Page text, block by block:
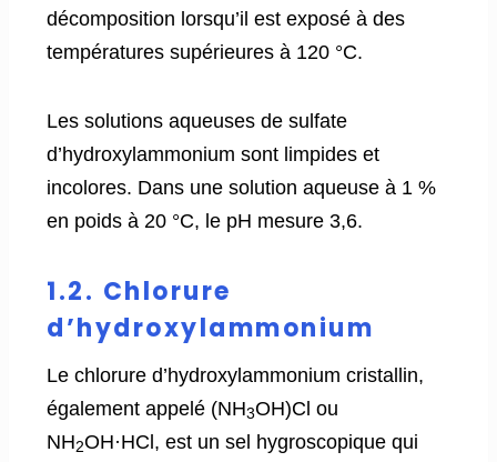
décomposition lorsqu’il est exposé à des
températures supérieures à 120 °C.
Les solutions aqueuses de sulfate
d’hydroxylammonium sont limpides et
incolores. Dans une solution aqueuse à 1 %
en poids à 20 °C, le pH mesure 3,6.
1.2. Chlorure
d’hydroxylammonium
Le chlorure d’hydroxylammonium cristallin,
également appelé (NH3OH)Cl ou
NH2OH·HCl, est un sel hygroscopique qui